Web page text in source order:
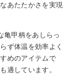
あたたかさを実現
亀甲柄をあしらっ
ず体温を効率よく
めのアイテムで
適しています。